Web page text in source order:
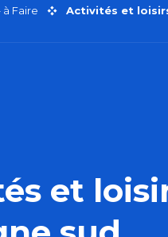
à Faire Activités et
et